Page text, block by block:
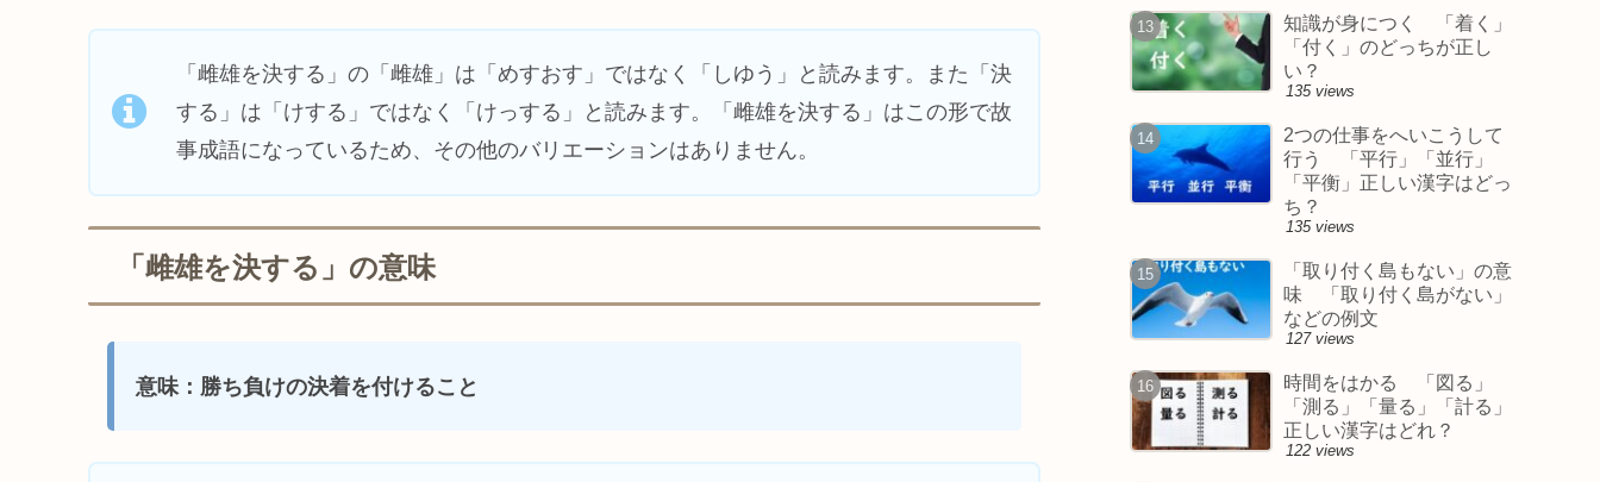
「雌雄を決する」の「雌雄」は「めすおす」ではなく「しゆう」と読みます。また「決
する」は「けする」ではなく「けっする」と読みます。「雌雄を決する」はこの形で故
事成語になっているため、その他のバリエーションはありません。
「雌雄を決する」の意味
意味：勝ち負けの決着を付けること
知識が身につく 「着く」
「付く」のどっちが正し
い？
135 views
2つの仕事をへいこうして
行う 「平行」「並行」
「平衡」正しい漢字はどっ
ち？
135 views
「取り付く島もない」の意
味 「取り付く島がない」
などの例文
127 views
時間をはかる 「図る」
「測る」「量る」「計る」
正しい漢字はどれ？
122 views